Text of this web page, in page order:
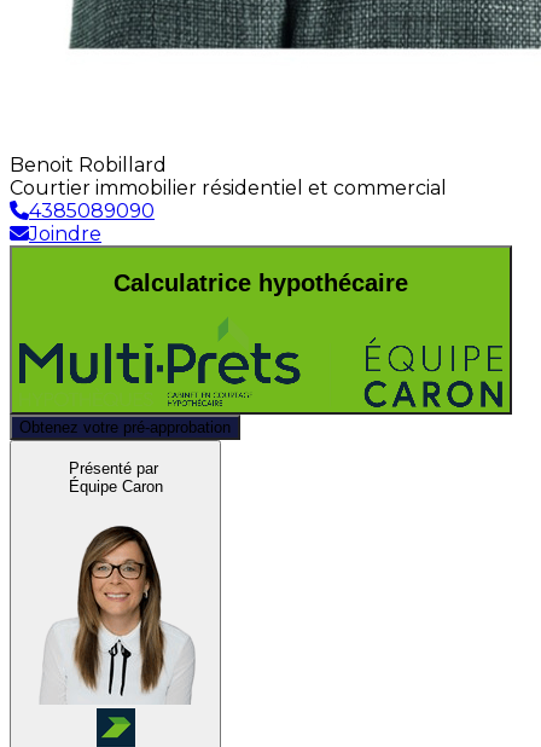
Benoit Robillard
Courtier immobilier résidentiel et commercial
4385089090
Joindre
Calculatrice hypothécaire
Obtenez votre pré-approbation
Présenté par
Équipe Caron